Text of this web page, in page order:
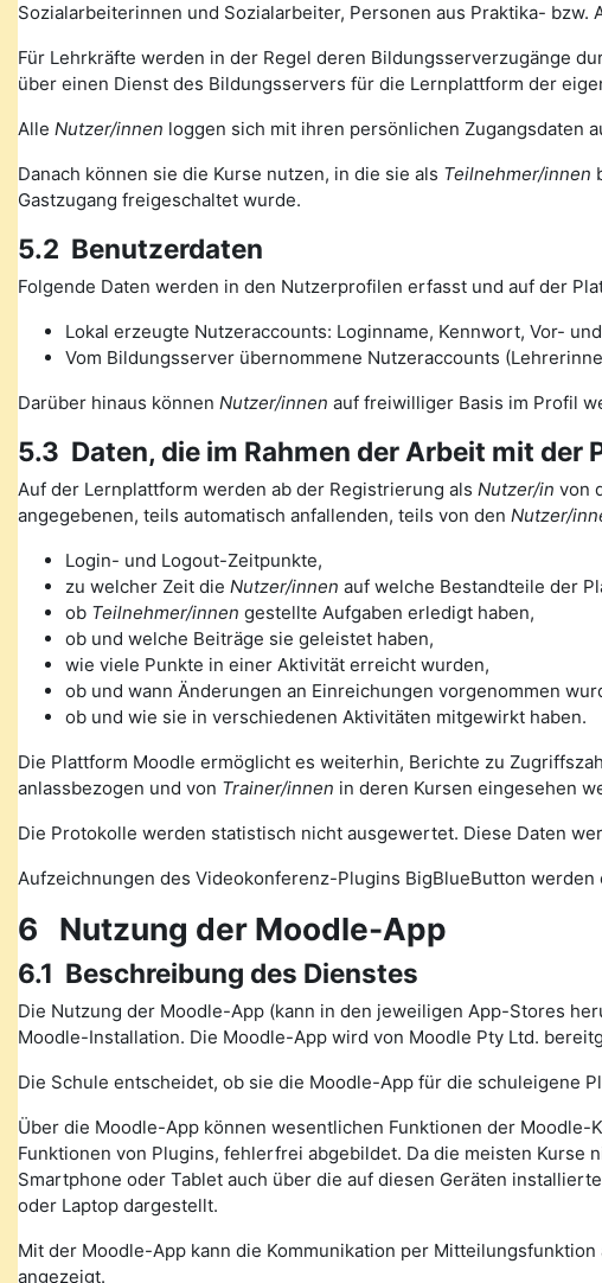
Sozialarbeiterinnen und Sozialarbeiter, Personen aus Praktika-
Für Lehrkräfte werden in der Regel deren Bildungsserverzugänge
über einen Dienst des Bildungsservers für die Lernplattform der
Alle Nutzer/innen loggen sich mit ihren persönlichen Zugangsdaten
Danach können sie die Kurse nutzen, in die sie als Teilnehmer/innen
Gastzugang freigeschaltet wurde.
5.2 Benutzerdaten
Folgende Daten werden in den Nutzerprofilen erfasst und auf der
Lokal erzeugte Nutzeraccounts: Loginname, Kennwort, Vor-
Vom Bildungsserver übernommene Nutzeraccounts
Darüber hinaus können Nutzer/innen auf freiwilliger Basis im Profil
5.3 Daten, die im Rahmen der Arbeit mit der
Auf der Lernplattform werden ab der Registrierung als Nutzer/in von
angegebenen, teils automatisch anfallenden, teils von den Nutzer/
Login- und Logout-Zeitpunkte,
zu welcher Zeit die Nutzer/innen auf welche Bestandteile der
ob Teilnehmer/innen gestellte Aufgaben erledigt haben,
ob und welche Beiträge sie geleistet haben,
wie viele Punkte in einer Aktivität erreicht wurden,
ob und wann Änderungen an Einreichungen vorgenommen
ob und wie sie in verschiedenen Aktivitäten mitgewirkt haben.
Die Plattform Moodle ermöglicht es weiterhin, Berichte zu
anlassbezogen und von Trainer/innen in deren Kursen eingesehen
Die Protokolle werden statistisch nicht ausgewertet. Diese Daten
Aufzeichnungen des Videokonferenz-Plugins BigBlueButton
6 Nutzung der Moodle-App
6.1 Beschreibung des Dienstes
Die Nutzung der Moodle-App (kann in den jeweiligen App-Stores
Moodle-Installation. Die Moodle-App wird von Moodle Pty Ltd.
Die Schule entscheidet, ob sie die Moodle-App für die schuleigene
Über die Moodle-App können wesentlichen Funktionen der Moodle-
Funktionen von Plugins, fehlerfrei abgebildet. Da die meisten
Smartphone oder Tablet auch über die auf diesen Geräten
oder Laptop dargestellt.
Mit der Moodle-App kann die Kommunikation per
angezeigt.